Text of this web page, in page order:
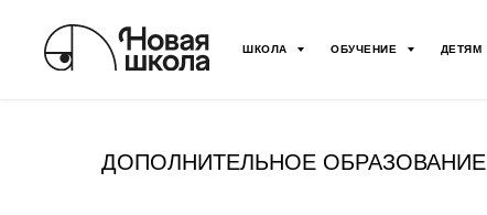
ШКОЛА ОБУЧЕНИЕ ДЕТЯМ
ДОПОЛНИТЕЛЬНОЕ ОБРАЗОВАНИЕ